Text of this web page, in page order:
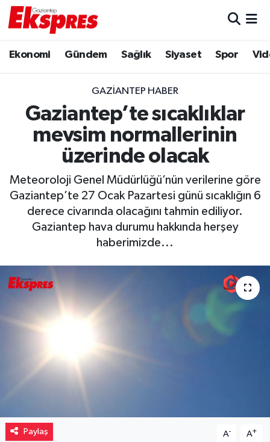
Ekonomi Gündem Sağlık Siyaset Spor
GAZIANTEP HABER
Gaziantep’te sıcaklıklar
mevsim normallerinin
üzerinde olacak
Meteoroloji Genel Müdürlüğü’nün verilerine göre
Gaziantep’te 27 Ocak Pazartesi günü sıcaklığın 6
derece civarında olacağını tahmin ediliyor.
Gaziantep hava durumu hakkında herşey
haberimizde...
Paylaş A- A+
Ekonomi
Gaziantep son dakika
Genel
Haberler
Kültür Sanat
Müzik
Piyasa
Resmi İlanlar
Trafik Durumu
Puan Durumu ve Fikstür
Tüm Manşetler
Haber Arşivi